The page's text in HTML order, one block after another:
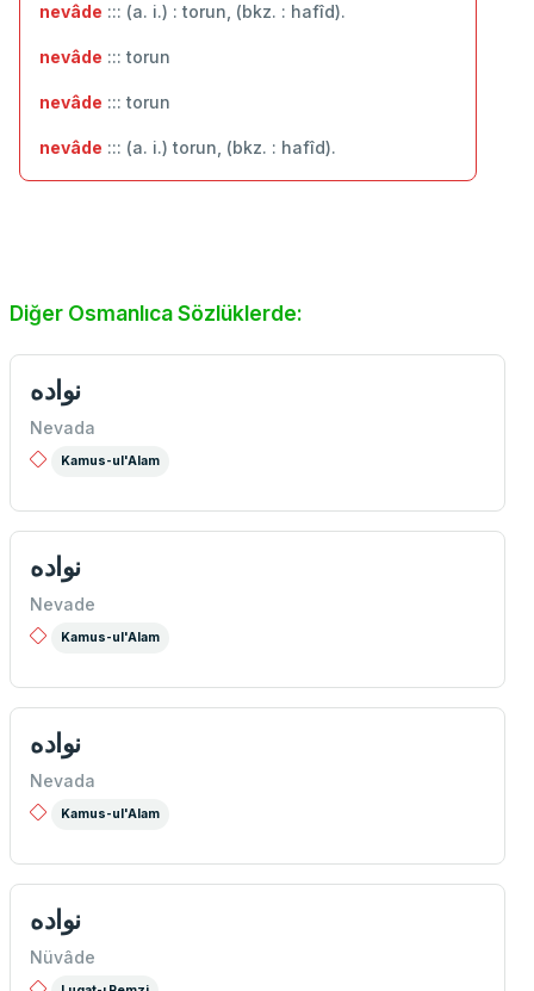
nevâde ::: (a. i.) : torun, (bkz. : hafîd).
nevâde ::: torun
nevâde ::: ‬torun
nevâde ::: (a. i.) torun, (bkz. : hafîd).
Diğer Osmanlıca Sözlüklerde:
نواده
Nevada
Kamus-ul'Alam
نواده
Nevade
Kamus-ul'Alam
نواده
Nevada
Kamus-ul'Alam
نواده
Nüvâde